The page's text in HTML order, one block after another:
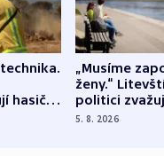
hasiči z
„Musíme
ženy.“
politici
dohodu o
5. 8. 2026